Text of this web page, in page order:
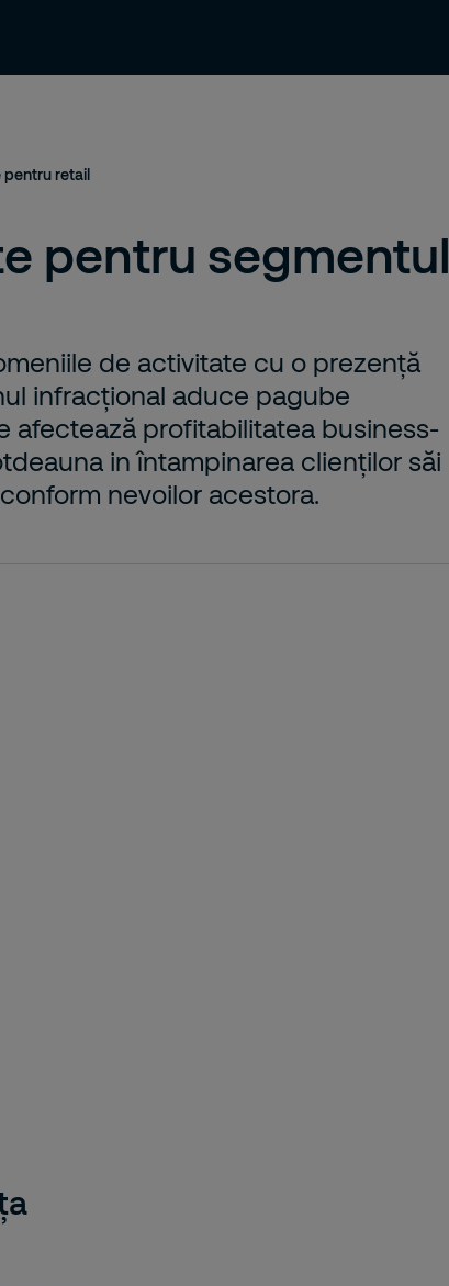
de securitate Cariera Contact
pentru retail
pentru segmentul
de activitate cu o prezență
infracțional aduce pagube
afectează profitabilitatea business-
in întampinarea clienților săi
nevoilor acestora.